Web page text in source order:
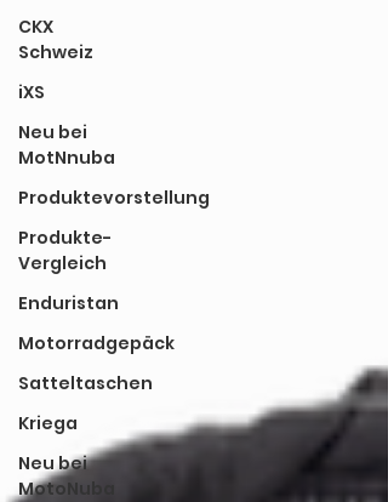
CKX
Schweiz
iXS
Neu bei
MotNnuba
Produktevorstellung
Produkte-
Vergleich
Enduristan
Motorradgepäck
Satteltaschen
Kriega
Neu bei
MotoNuba